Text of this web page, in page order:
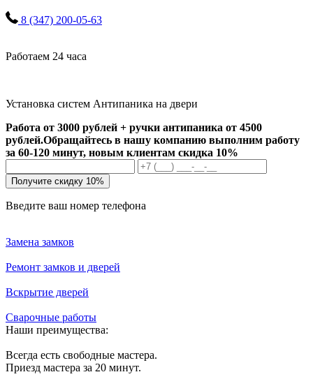
8 (347) 200-05-63
Работаем 24 часа
Установка систем Антипаника на двери
Работа от 3000 рублей + ручки антипаника от 4500
рублей.Обращайтесь в нашу компанию выполним работу
за 60-120 минут, новым клиентам скидка 10%
Получите скидку 10%
Введите ваш номер телефона
Замена замков
Ремонт замков и дверей
Вскрытие дверей
Сварочные работы
Наши преимущества:
Всегда есть свободные мастера.
Приезд мастера за 20 минут.